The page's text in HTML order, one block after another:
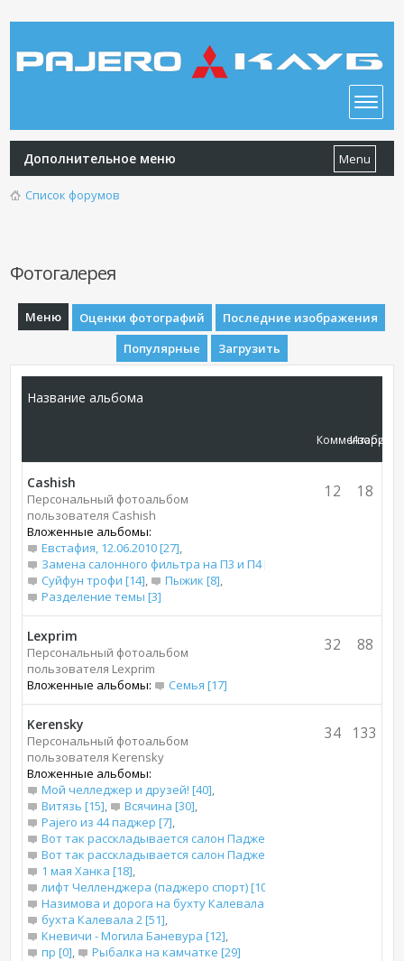
Дополнительное меню Menu
Список форумов
Фотогалерея
Меню Оценки фотографий
Последние изображения
Популярные
Загрузить
Название альбома
Комментарии
Cashish
Персональный фотоальбом
пользователя Cashish
Вложенные альбомы:
Евстафия, 12.06.2010 [27],
Замена салонного фильтра на П3 и П4 [7]
Суйфун трофи [14], Пыжик [8],
Разделение темы [3]
18
12
Lexprim
Персональный фотоальбом
пользователя Lexprim
Вложенные альбомы:
Семья [17]
88
32
Kerensky
Персональный фотоальбом
пользователя Kerensky
Вложенные альбомы:
Мой челледжер и друзей! [40],
Витязь [15], Всячина [30],
Pajero из 44 паджер [7],
Вот так расскладывается салон Паджеро 2 для сна [13]
Вот так расскладывается салон Паджеро 2 короткого для сна
1 мая Ханка [18],
лифт Челленджера (паджеро спорт) [10]
Назимова и дорога на бухту Калевала [66]
бухта Калевала 2 [51],
Кневичи - Могила Баневура [12],
пр [0], Рыбалка на камчатке [29]
133
34